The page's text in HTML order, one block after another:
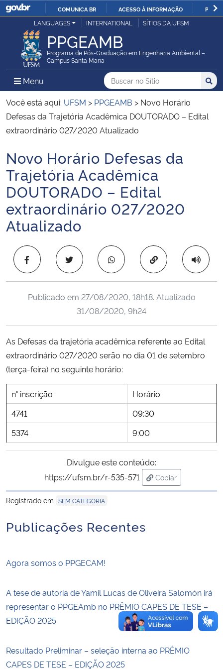
IR
PARA
O
COMUNICA BR ACESSO À INFORMAÇÃO
Ministério da Justiça e Segurança Pública
Ministério da Defesa
Ministério das Relações Exteriores
Ministério da Economia
Ministério da Infraestrutura
Ministério da Agricultura, Pecuária e Abastecimento
Ministério da Educação
Ministério da Cidadania
Ministério da Saúde
Ministério de Minas e Energia
Ministério da Ciência, Tecnologia, Inovações e Comunicações
Ministério do Meio Ambiente
Ministério do Desenvolvimento Regional
Controladoria-Geral da União
Ministério da Mulher, da Família e dos Direitos Humanos
Gabinete de Segurança Institucional
LANGUAGES INTERNATIONAL SÍTIOS DA UFSM
PPGEAMB
Programa de Pós-Graduação em Engenharia Ambiental –
Campus Santa Maria
Menu Menu Principal do Sítio
Busca
Buscar no no Sítio
Busca:
Você está aqui: UFSM > PPGEAMB > Novo Horário
Defesas da Trajetória Acadêmica DOUTORADO – Edital
extraordinário 027/2020 Atualizado
Início do conteúdo
Novo Horário Defesas da
Trajetória Acadêmica
DOUTORADO – Edital
extraordinário 027/2020
Atualizado
Copiar para área
Publicado em 27/08/2020, 18h18. Atualizado
31/08/2020, 9h24
As Defesas da trajetória acadêmica referente ao Edital
extraordinário 027/2020 serão no dia 01 de setembro
(terça-feira) no seguinte horário:
n° inscrição
Horário
4741
09:30
5374
9:00
Divulgue este conteúdo:
https://ufsm.br/r-535-571
Copiar
para área de
Registrado em SEM CATEGORIA
Publicações Recentes
Agora somos o PPGECAM!
A tese de autoria de Yamil Lucas de Oliveira Salomón irá
representar o PPGEAmb no PRÊMIO CAPES DE TESE –
EDIÇÃO 2025
Resultado Preliminar – seleção interna ao PRÊMIO
CAPES DE TESE – EDIÇÃO 2025